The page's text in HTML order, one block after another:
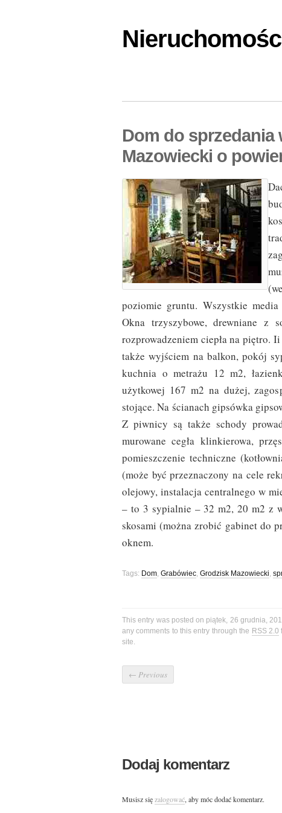
Dom do
Mazowiecki o
poziomie gruntu. Wszystkie
Okna trzyszybowe, drewniane z
rozprowadzeniem ciepła na piętro.
także wyjściem na balkon, pokój
kuchnia o metrażu 12 m2,
użytkowej 167 m2 na dużej,
stojące. Na ścianach gipsówka
Z piwnicy są także schody
murowane cegła klinkierowa,
pomieszczenie techniczne
(może być przeznaczony na cele
olejowy, instalacja centralnego w
– to 3 sypialnie – 32 m2, 20 m2 z
skosami (można zrobić gabinet do
oknem.
Tags: Dom, Grabówiec, Grodzisk Mazowiecki,
This entry was posted on piątek, 26 grudnia,
any comments to this entry through the RSS 2.0
site.
← Previous
Dodaj komentarz
Musisz sięzalogować, aby móc dodać komentarz.